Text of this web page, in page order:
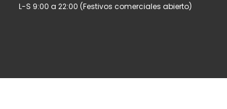
L-S 9:00 a 22:00 (Festivos comerciales abierto)
nuestra Newsletter